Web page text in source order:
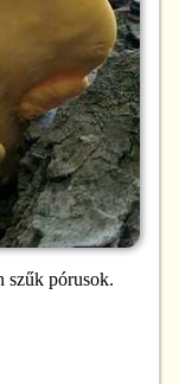
szűk pórusok.